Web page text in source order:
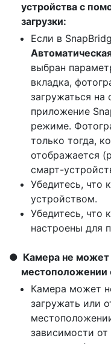
устройства с
загрузки:
Если в
выбран
вкладка,
загружаться на
приложение
режиме.
только тогда,
отображается
смарт-
Убедитесь, что
устройством.
Убедитесь, что
настроены для
Камера не может
местоположении
Камера может
загружать или
зависимости